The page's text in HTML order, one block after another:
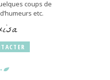
coups de
etc.